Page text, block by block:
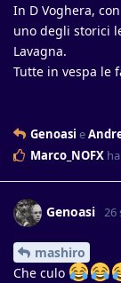
In D Voghera,
uno degli storici
Lavagna.
Tutte in vespa le
Genoasi e
Marco_NOFX
Genoasi 26
mashiro
Che culo